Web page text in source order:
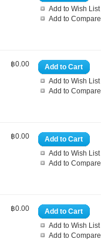
Add to Wish List
Add to Compare
Add to Cart
Add to Wish List
Add to Compare
฿0.00
Add to Cart
Add to Wish List
Add to Compare
฿0.00
Add to Cart
Add to Wish List
Add to Compare
฿0.00